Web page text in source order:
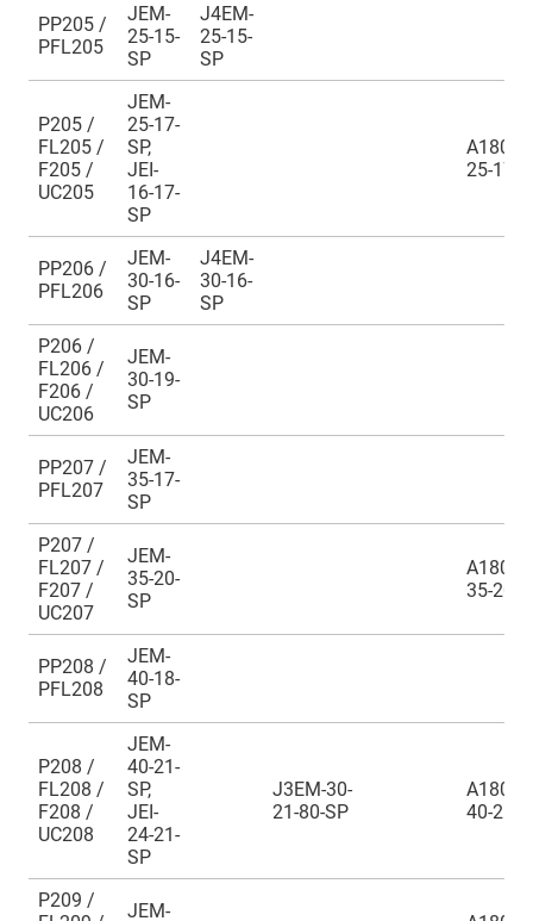
PP205 /
PFL205
JEM-
25-15-
SP
J4EM-
25-15-
SP
P205 /
FL205 /
F205 /
UC205
JEM-
25-17-
SP,
JEI-
16-17-
SP
25-17
PP206 /
PFL206
JEM-
30-16-
SP
J4EM-
30-16-
SP
P206 /
FL206 /
F206 /
UC206
JEM-
30-19-
SP
PP207 /
PFL207
JEM-
35-17-
SP
P207 /
FL207 /
F207 /
UC207
JEM-
35-20-
SP
35-20
PP208 /
PFL208
JEM-
40-18-
SP
P208 /
FL208 /
F208 /
UC208
JEM-
40-21-
SP,
JEI-
24-21-
SP
J3EM-30-
21-80-SP
40-21
P209 /
JEM-